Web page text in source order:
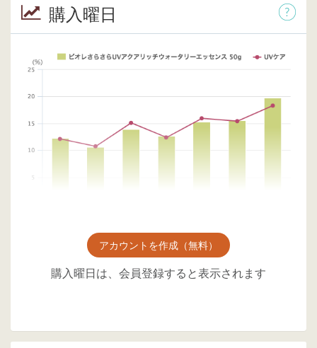
購入曜日
アカウントを作成（無料）
購入曜日は、会員登録すると表示されます